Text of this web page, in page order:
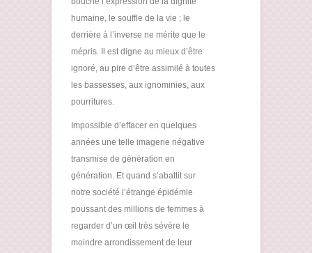
humaine, le souffle de la vie ; le
derrière à l’inverse ne mérite que le
mépris. Il est digne au mieux d’être
ignoré, au pire d’être assimilé à toutes
les bassesses, aux ignominies, aux
pourritures.
Impossible d’effacer en quelques
années une telle imagerie négative
transmise de génération en
génération. Et quand s’abattit sur
notre société l’étrange épidémie
poussant des millions de femmes à
regarder d’un œil très sévère le
moindre arrondissement de leur